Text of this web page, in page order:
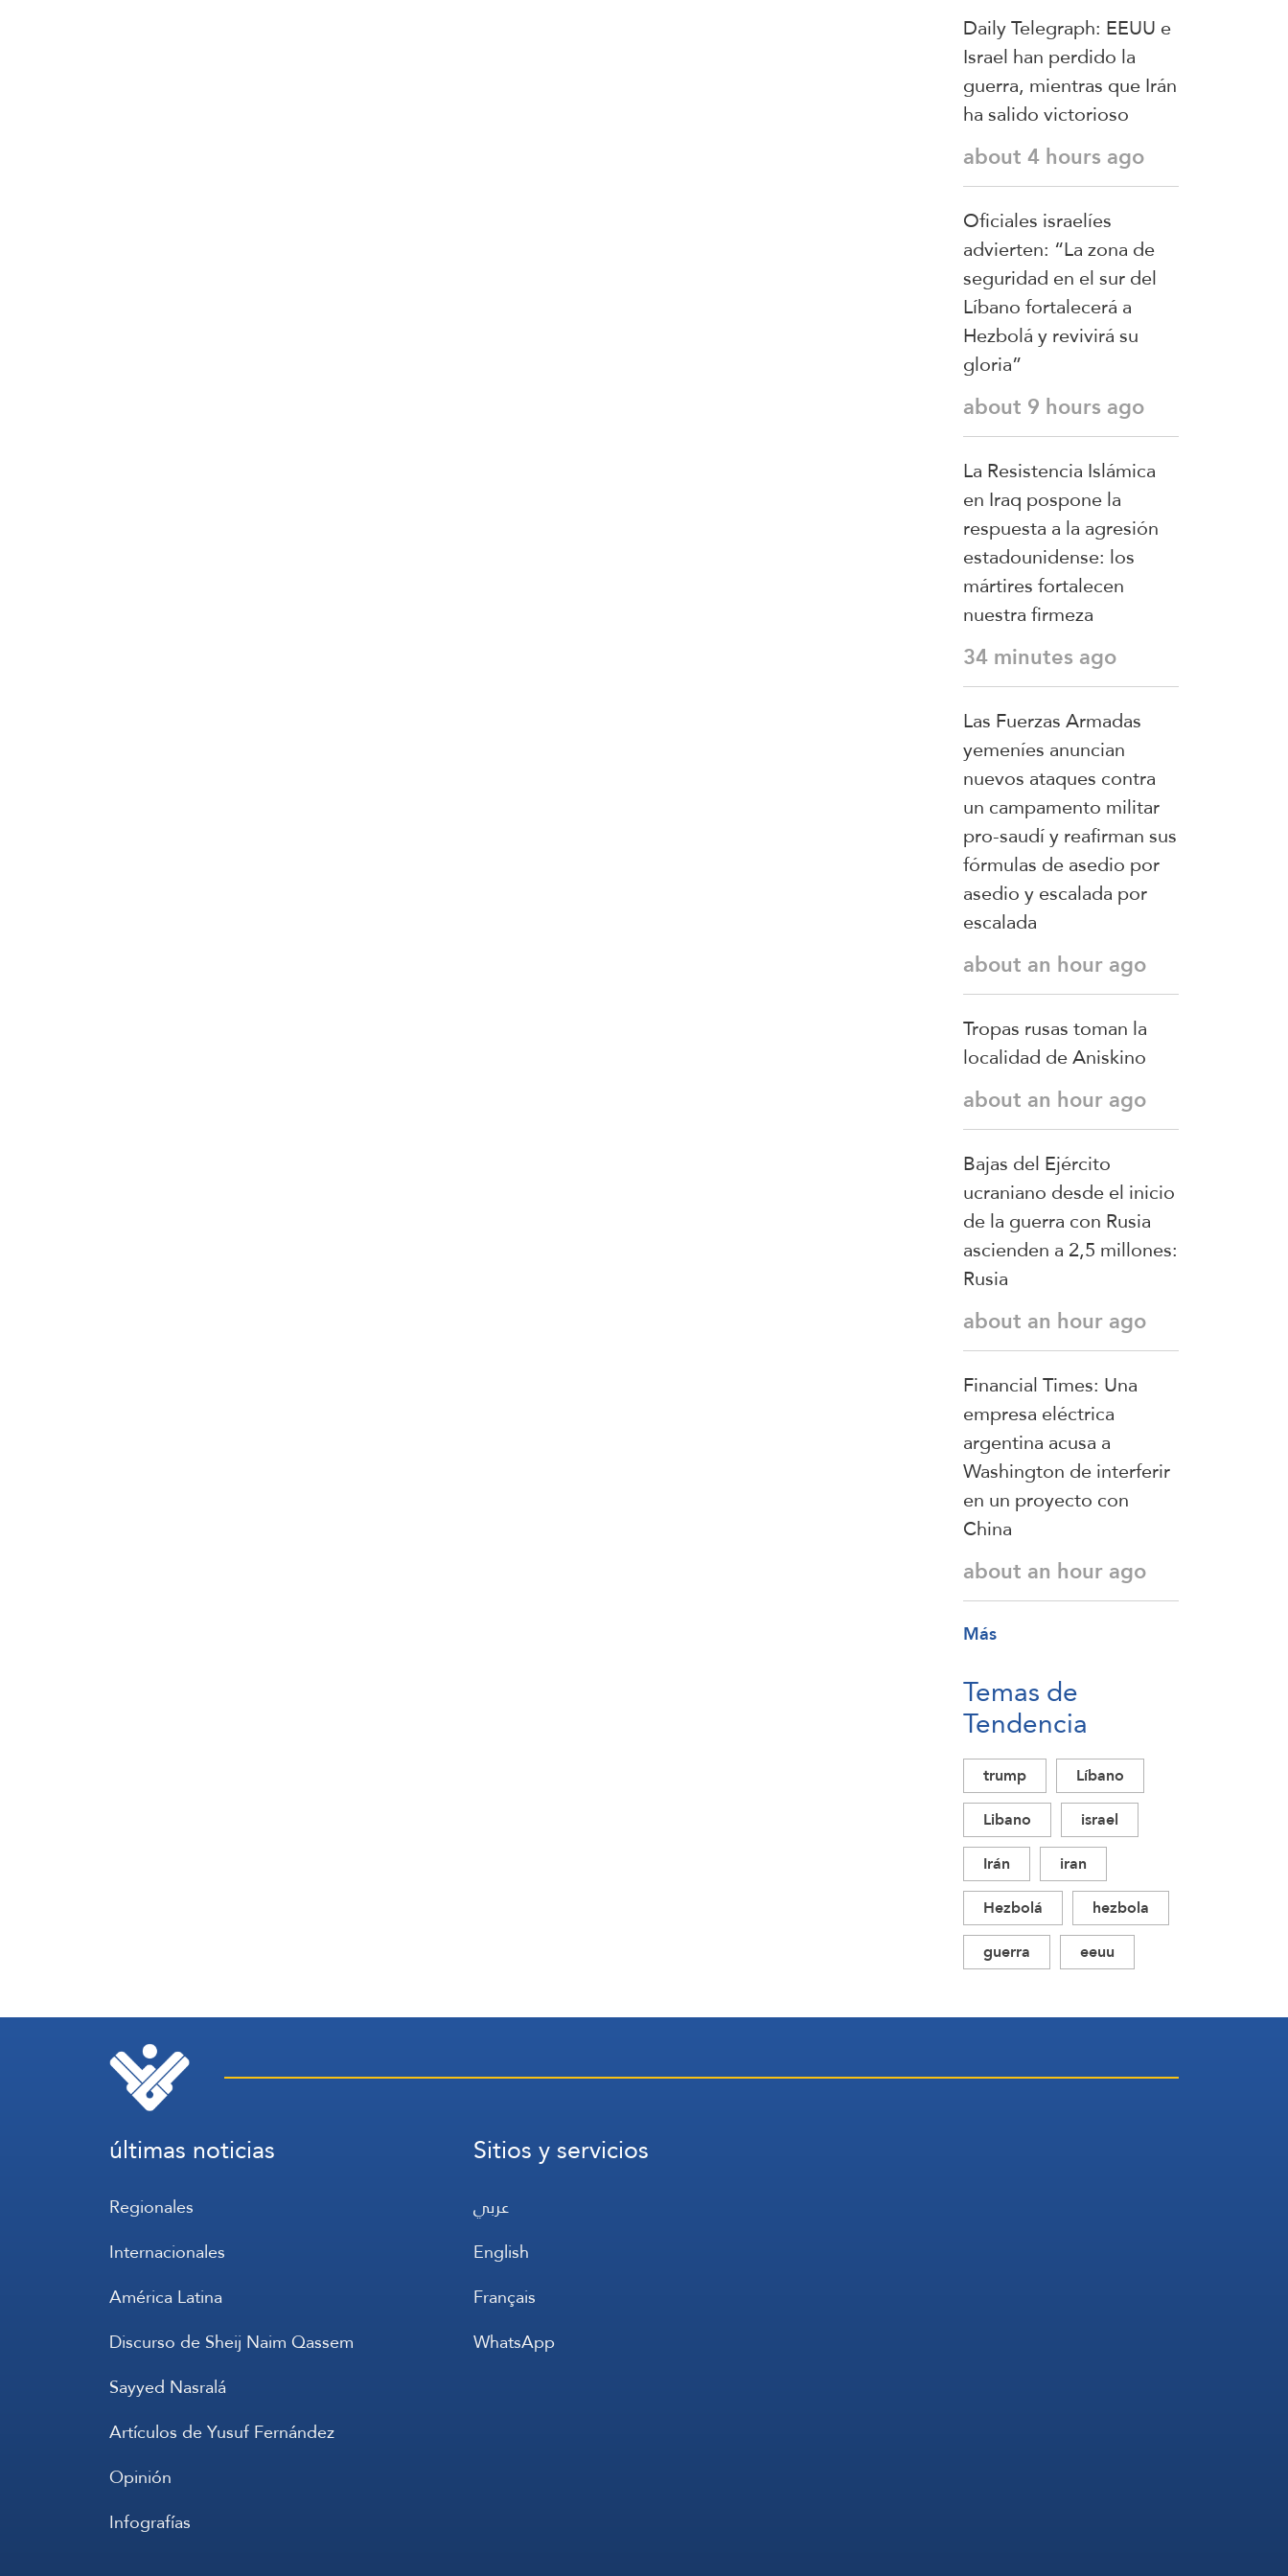
Daily Telegraph: EEUU e
Israel han perdido la
guerra, mientras que Irán
ha salido victorioso
about 4 hours ago
Oficiales israelíes
advierten: “La zona de
seguridad en el sur del
Líbano fortalecerá a
Hezbolá y revivirá su
gloria”
about 9 hours ago
La Resistencia Islámica
en Iraq pospone la
respuesta a la agresión
estadounidense: los
mártires fortalecen
nuestra firmeza
34 minutes ago
Las Fuerzas Armadas
yemeníes anuncian
nuevos ataques contra
un campamento militar
pro-saudí y reafirman sus
fórmulas de asedio por
asedio y escalada por
escalada
about an hour ago
Tropas rusas toman la
localidad de Aniskino
about an hour ago
Bajas del Ejército
ucraniano desde el inicio
de la guerra con Rusia
ascienden a 2,5 millones:
Rusia
about an hour ago
Financial Times: Una
empresa eléctrica
argentina acusa a
Washington de interferir
en un proyecto con
China
about an hour ago
Más
Temas de
Tendencia
trump
Líbano
Libano
israel
Irán
iran
Hezbolá
hezbola
guerra
eeuu
últimas noticias
Regionales
Internacionales
América Latina
Discurso de Sheij Naim Qassem
Sayyed Nasralá
Artículos de Yusuf Fernández
Opinión
Infografías
Sitios y servicios
عربي
English
Français
WhatsApp